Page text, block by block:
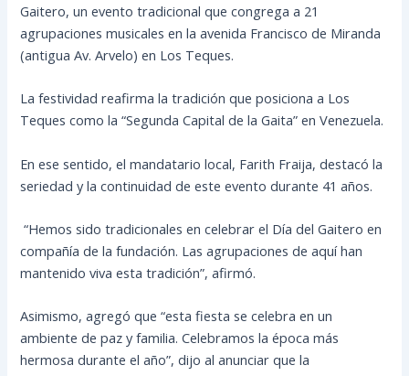
Gaitero, un evento tradicional que congrega a 21
agrupaciones musicales en la avenida Francisco de Miranda
(antigua Av. Arvelo) en Los Teques.
La festividad reafirma la tradición que posiciona a Los
Teques como la “Segunda Capital de la Gaita” en Venezuela.
En ese sentido, el mandatario local, Farith Fraija, destacó la
seriedad y la continuidad de este evento durante 41 años.
“Hemos sido tradicionales en celebrar el Día del Gaitero en
compañía de la fundación. Las agrupaciones de aquí han
mantenido viva esta tradición”, afirmó.
Asimismo, agregó que “esta fiesta se celebra en un
ambiente de paz y familia. Celebramos la época más
hermosa durante el año”, dijo al anunciar que la